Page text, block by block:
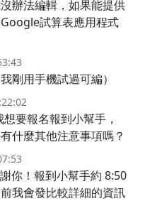
辦法編輯，如果能提供
試算表應用程式
剛用手機試過可編）
想要報名報到小幫手，
什麼其他注意事項嗎？
你！報到小幫手約 8:50
我會發比較詳細的資訊